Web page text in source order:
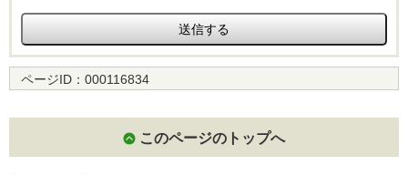
ページID： 000116834
このページのトップへ